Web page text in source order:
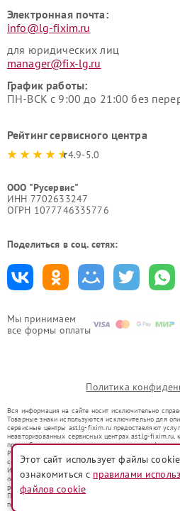
Мы принимаем
все формы оплаты
Электронная почта:
info@lg-fixim.ru
для юридических лиц
manager@fix-lg.ru
График работы:
ПН-ВСК с 9:00 до 21:00 без
Рейтинг сервисного центра
4.9-5.0
ООО "Русервис"
ИНН 7702633247
ОГРН 1077746335776
Поделиться в соц. сетях:
Политика
Вся информация на сайте носит исключительно
Товарные знаки используются исключительно для
сервисные центры ast.lg-fixim.ru предоставляют
неавторизованных сервисных центрах ast.lg-fixim.ru,
правообладателями товарных знаков или их
Ремонт осуществляется для устройств, уже
со статьей 1487 ГК РФ.
Использование товарных знаков не преследует цели
потребителей в заблуждение, а служит для
ремонту техники указанных брендов.
Представленная на сайте информация не является
положениями Статьи 437(2) Гражданского кодекса РФ
Этот сайт использует файлы
ознакомиться с правилами
файлов cookie